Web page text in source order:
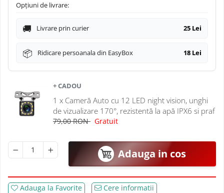
Navigatii Volvo
Navigatii KIA
Navigatii Smart
Opțiuni de livrare:
Livrare prin curier 25 Lei
Ridicare persoanala din EasyBox 18 Lei
+ CADOU
1 x Cameră Auto cu 12 LED night vision, unghi
de vizualizare 170°, rezistentă la apă IPX6 si praf
79,00 RON Gratuit
Adauga in cos
Adauga la Favorite Cere informatii